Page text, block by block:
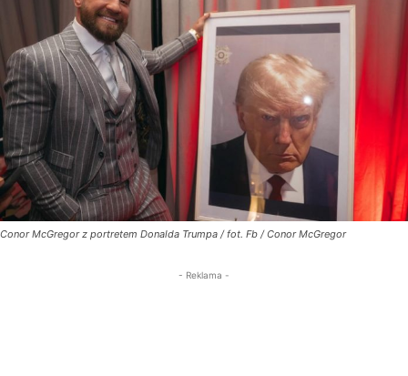
Conor McGregor z portretem Donalda Trumpa / fot. Fb / Conor McGregor
- Reklama -